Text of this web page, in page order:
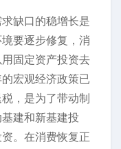
缺口的稳增长是
要逐步修复，消
固定资产投资去
宏观经济政策已
，是为了带动制
建和新基建投
。在消费恢复正